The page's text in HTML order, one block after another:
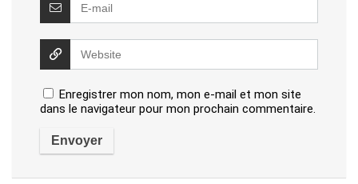
Enregistrer mon nom, mon e-mail et mon site
dans le navigateur pour mon prochain commentaire.